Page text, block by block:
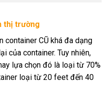
thị trường
container CŨ khá đa dạng
của container. Tuy nhiên,
lựa chọn đó là loại từ 70%
loại từ 20 feet đến 40